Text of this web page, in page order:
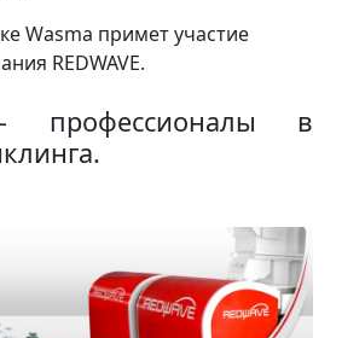
Wasma примет участие
REDWAVE.
в